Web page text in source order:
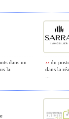
dans un
la
›› du
dans la